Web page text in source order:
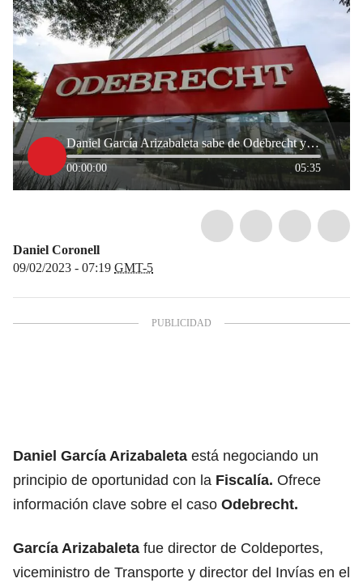
Daniel García Arizabaleta sabe de Odebrecht y de contratos para callar testigo
00:00:00 05:35
Daniel Coronell
09/02/2023 - 07:19 GMT-5
Daniel García Arizabaleta está negociando un
principio de oportunidad con la Fiscalía. Ofrece
información clave sobre el caso Odebrecht.
García Arizabaleta fue director de Coldeportes,
viceministro de Transporte y director del Invías en el